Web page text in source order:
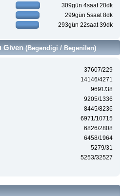
309gün 4saat 20dk
299gün 5saat 8dk
293gün 22saat 39dk
Given(Begendigi / Begenilen)
37607/229
14146/4271
9691/38
9205/1336
8445/8236
6971/10715
6826/2808
6458/1964
5279/31
5253/32527